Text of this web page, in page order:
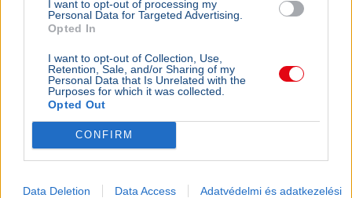
I want to opt-out of processing my
Personal Data for Targeted Advertising.
Opted In
I want to opt-out of Collection, Use,
Retention, Sale, and/or Sharing of my
Personal Data that Is Unrelated with the
Purposes for which it was collected.
Opted Out
CONFIRM
Data Deletion Data Access
Adatvédelmi és adatkezelési
A teljes éves bevételt a csövek
cseréjére kellene költeni
A magyar víziközmű-hálózat közel 80 százaléka
kritikus állapotban van, a csőtörések száma
pedig exponenciálisan nő. Kovács Károly szerint a
rezsicsökk...
2026. augusztus 6.
Szlovákiában is nagy a baj, mégis vizet